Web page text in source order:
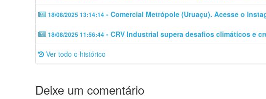
18/08/2025 13:14:14 - Comercial Metrópole (Uruaçu). Acesse o
18/08/2025 11:56:44 - CRV Industrial supera desafios climáticos e
Ver todo o histórico
Deixe um comentário